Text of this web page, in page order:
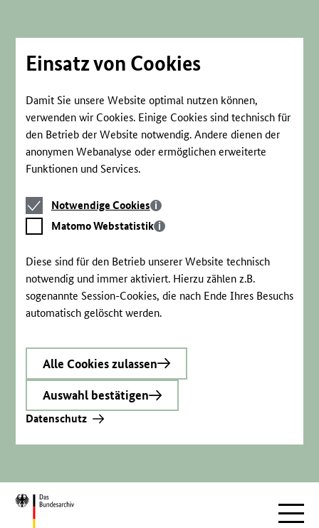
Einsatz von Cookies
Damit Sie unsere Website optimal nutzen können,
verwenden wir Cookies. Einige Cookies sind technisch für
den Betrieb der Website notwendig. Andere dienen der
anonymen Webanalyse oder ermöglichen erweiterte
Funktionen und Services.
Notwendige
Cookies
Notwendige Cookies
Matomo
Webstatistik
Matomo Webstatistik
Diese sind für den Betrieb unserer Website technisch
notwendig und immer aktiviert. Hierzu zählen z.B.
sogenannte Session-Cookies, die nach Ende Ihres Besuchs
automatisch gelöscht werden.
Alle Cookies zulassen
Auswahl bestätigen
Datenschutz
Zur